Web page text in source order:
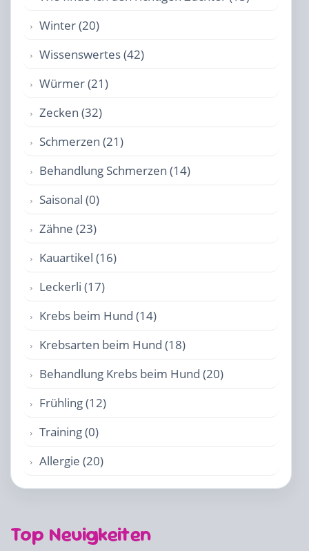
Winter (20)
Wissenswertes (42)
Würmer (21)
Zecken (32)
Schmerzen (21)
Behandlung Schmerzen (14)
Saisonal (0)
Zähne (23)
Kauartikel (16)
Leckerli (17)
Krebs beim Hund (14)
Krebsarten beim Hund (18)
Behandlung Krebs beim Hund (20)
Frühling (12)
Training (0)
Allergie (20)
Top Neuigkeiten